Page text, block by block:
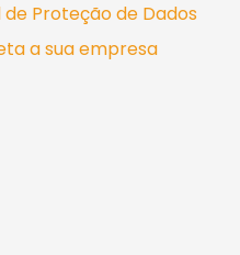
de Proteção de Dados
a sua empresa